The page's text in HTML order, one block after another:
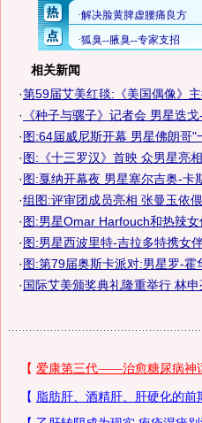
相关新闻
·第59届艾美红毯:《美国偶像》
· 《种子与骡子》记者会 男星迭
·图:64届威尼斯开幕 男星佛朗哥"
·图:《十三罗汉》首映 众男星亮
·图:戛纳开幕夜 男星塞尔吉奥-卡
·组图:评审团成员亮相 张曼玉依
·图:男星Omar Harfouch和热辣女
·图:男星西波里特-吉拉多特携女
·图:第79届奥斯卡派对:男星罗-霍
·国际艾美颁奖典礼隆重举行 林申